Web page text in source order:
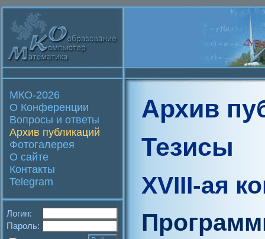
МКО-2026
О Конференции
Вопросы и ответы
Архив публикаций
Фотогалерея
О сайте
Контакты
Telegram
Логин:
Пароль:
Архив
Тезисы
XVIII-ая